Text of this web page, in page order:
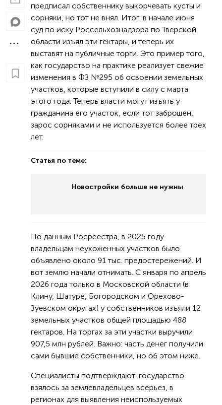
предписал собственнику выкорчевать кусты и
сорняки, но тот не внял. Итог: в начале июня
суд по иску Россельхознадзора по Тверской
области изъял эти гектары, и теперь их
выставят на публичные торги. Это пример того,
как государство на практике реализует свежие
изменения в ФЗ № 295 об освоении земельных
участков, которые вступили в силу с марта
этого года. Теперь власти могут изъять у
гражданина его участок, если тот заброшен,
зарос сорняками и не используется более трех
лет.
Статья по теме:
Новостройки больше не нужны
По данным Росреестра, в 2025 году
владельцам неухоженных участков было
объявлено около 91 тыс. предостережений. И
вот землю начали отнимать. С января по апрель
2026 года только в Московской области (в
Клину, Шатуре, Богородском и Орехово-
Зуевском округах) у собственников изъяли 12
земельных участков общей площадью 488
гектаров. На торгах за эти участки выручили
907,5 млн рублей. Важно: часть денег получили
сами бывшие собственники, но об этом ниже.
Специалисты подтверждают: государство
взялось за землевладельцев всерьез, в
регионах для выявления неиспользуемых